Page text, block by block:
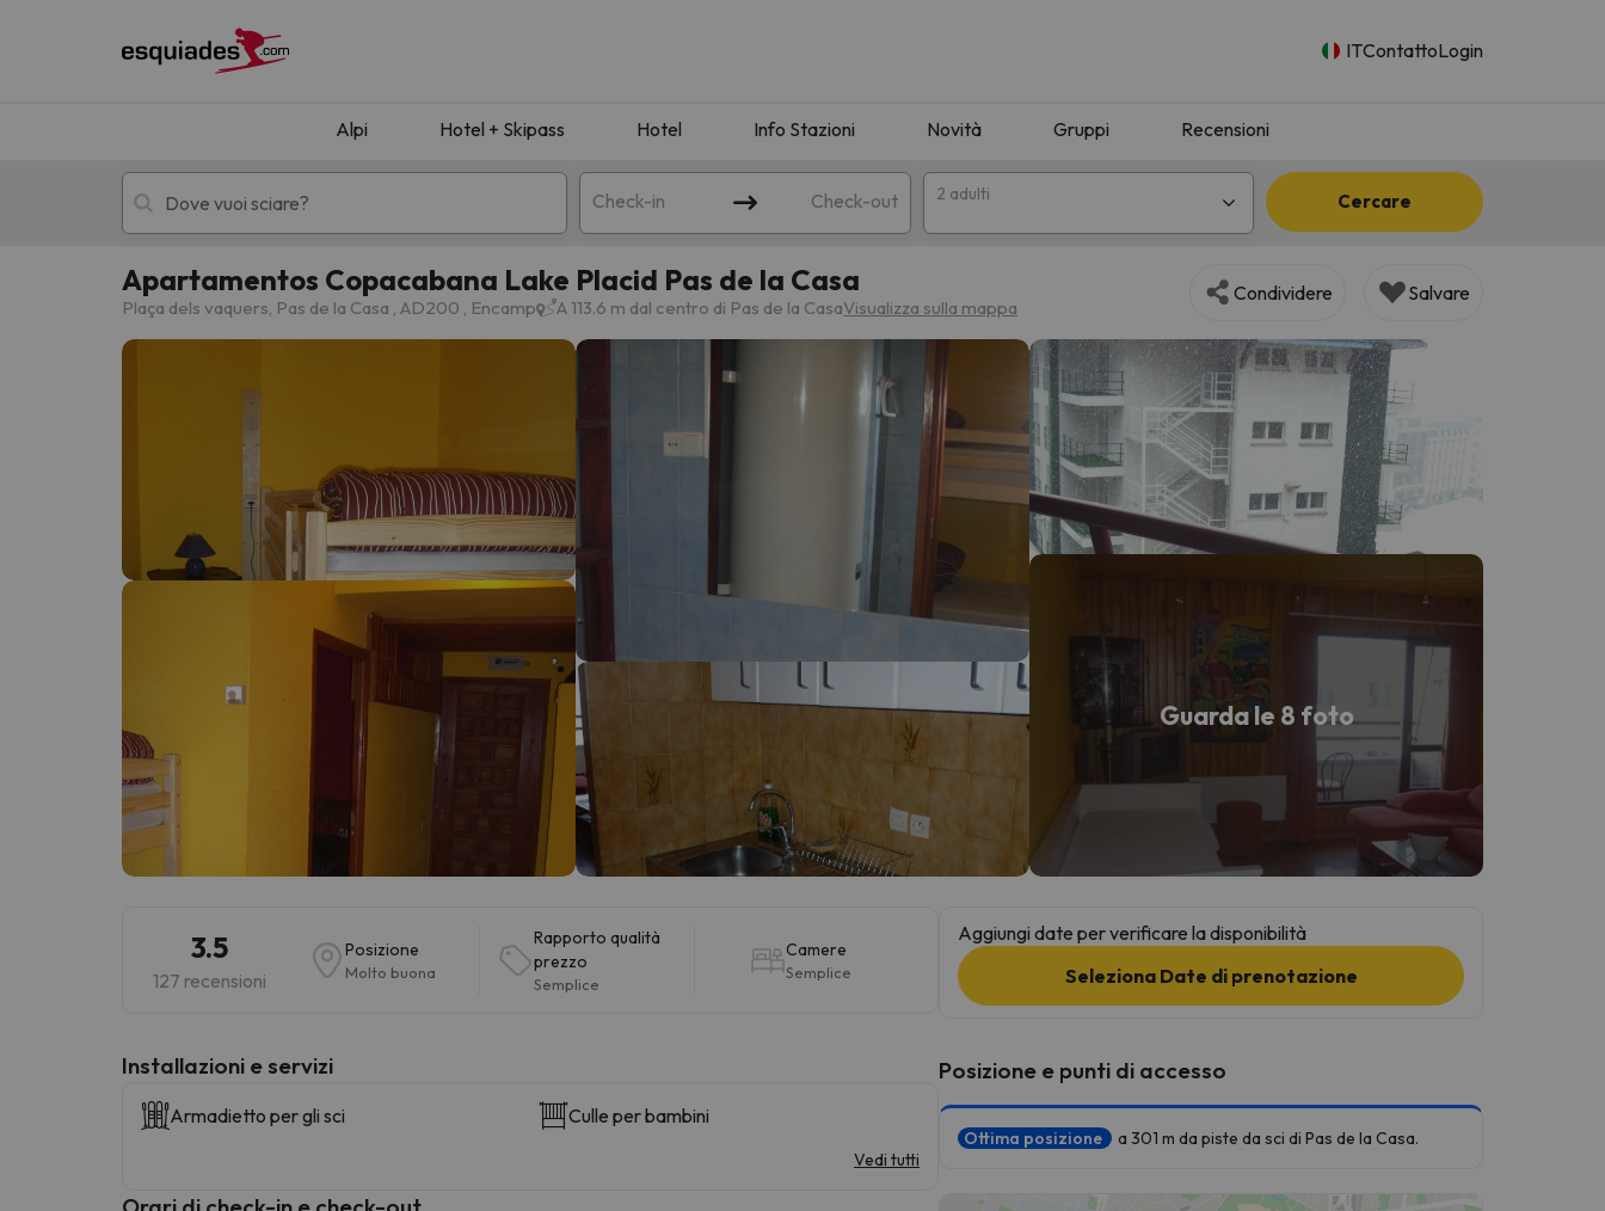
ITContattoLogin
Alpi Hotel + Skipass Hotel Info Stazioni Novità Gruppi Recensioni
Check-in Check-out 2 adulti Cercare
Hotel + skipass Hotel di montagna
Ops, non abbiamo trovato alcun risultato corrispondente alla sua ricerca. Provare a modificare la destinazione.
Sembra che il nostro ricercatore abbia perso la strada. Non appena troverà la bussola, tornerà.
Apartamentos Copacabana Lake Placid Pas de la Casa
Plaça dels vaquers, Pas de la Casa , AD200 , Encamp A 113.6 m dal centro di Pas de la CasaVisualizza sulla mappa
Condividere Salvare
Guarda le 8 foto
3.5
127 recensioni
Posizione
Molto buona
Rapporto qualità
prezzo
Semplice
Camere
Semplice
Installazioni e servizi
Armadietto per gli sci Culle per bambini
Vedi tutti
Aggiungi date per verificare la disponibilità
Seleziona Date di prenotazione
Posizione e punti di accesso
Ottima posizione a 301 m da piste da sci di Pas de la Casa.